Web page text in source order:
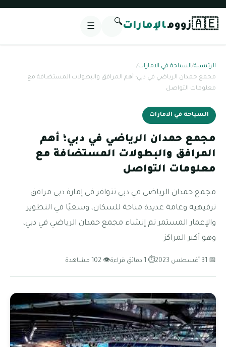
🇦🇪زوومالإمارات🔍
☰
الرئيسية/السياحة في الامارات/
مجمع حمدان الرياضي في دبي؛ أهم المرافق والبطولات المستضافة مع
معلومات التواصل
السياحة في الامارات
مجمع حمدان الرياضي في دبي؛ أهم
المرافق والبطولات المستضافة مع
معلومات التواصل
مجمع حمدان الرياضي في دبي تتوافر في إمارة دبي مرافق
ترفيهية وعامة عديدة متاحة للسكان، وسعيًا في التطوير
والإعمار المستمر تم إنشاء مجمع حمدان الرياضي في دبي،
وهو أكبر المراكز
📅 31 أغسطس 2023 ⏱ 1 دقائق قراءة 👁 102 مشاهدة